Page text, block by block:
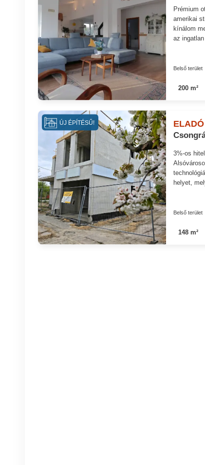
Prémium
amerikai
kínálom
az
Belső terület
200 m²
3%-os
helyet,
Belső terület
148 m²
ÚJ ÉPÍTÉSŰ!